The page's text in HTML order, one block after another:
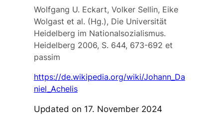
Wolfgang U. Eckart, Volker Sellin, Eike
Wolgast et al. (Hg.), Die Universität
Heidelberg im Nationalsozialismus.
Heidelberg 2006, S. 644, 673-692 et
passim
https://de.wikipedia.org/wiki/Johann_Da
niel_Achelis
Updated on 17. November 2024